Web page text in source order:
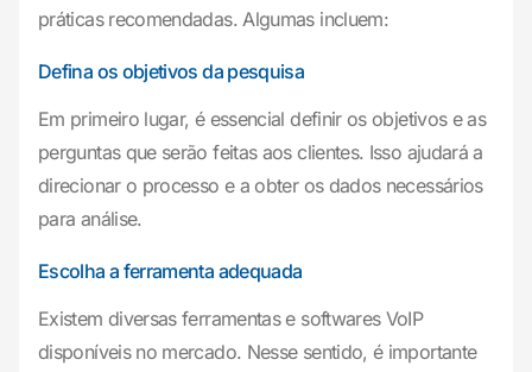
práticas recomendadas. Algumas incluem:
Defina os objetivos da pesquisa
Em primeiro lugar, é essencial definir os objetivos e as
perguntas que serão feitas aos clientes. Isso ajudará a
direcionar o processo e a obter os dados necessários
para análise.
Escolha a ferramenta adequada
Existem diversas ferramentas e softwares VoIP
disponíveis no mercado. Nesse sentido, é importante